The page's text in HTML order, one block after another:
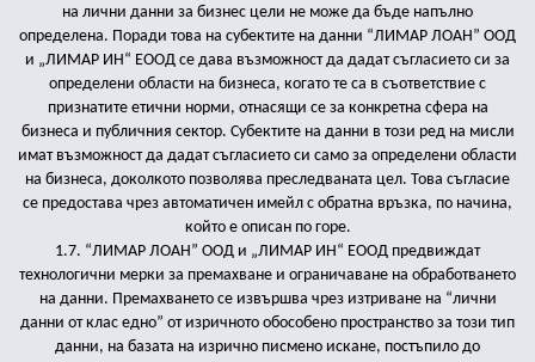
на лични данни за бизнес цели не може да бъде напълно
определена. Поради това на субектите на данни “ЛИМАР ЛОАН” ООД
и „ЛИМАР ИН“ ЕООД се дава възможност да дадат съгласието си за
определени области на бизнеса, когато те са в съответствие с
признатите етични норми, отнасящи се за конкретна сфера на
бизнеса и публичния сектор. Субектите на данни в този ред на мисли
имат възможност да дадат съгласието си само за определени области
на бизнеса, доколкото позволява преследваната цел. Това съгласие
се предостава чрез автоматичен имейл с обратна връзка, по начина,
който е описан по горе.
1.7. “ЛИМАР ЛОАН” ООД и „ЛИМАР ИН“ ЕООД предвиждат
технологични мерки за премахване и ограничаване на обработването
на данни. Премахването се извършва чрез изтриване на “лични
данни от клас едно” от изричното обособено пространство за този тип
данни, на базата на изрично писмено искане, постъпило до